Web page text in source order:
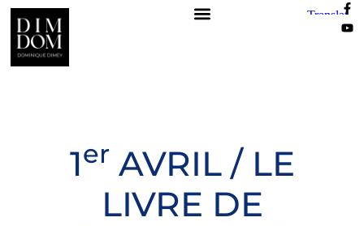
1er AVRIL / LE
LIVRE DE